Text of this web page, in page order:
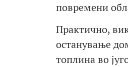
повремени
Практично,
останување
топлина во